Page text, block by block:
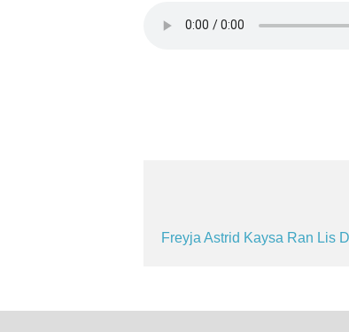
Freyja Astrid Kaysa Ran Lis